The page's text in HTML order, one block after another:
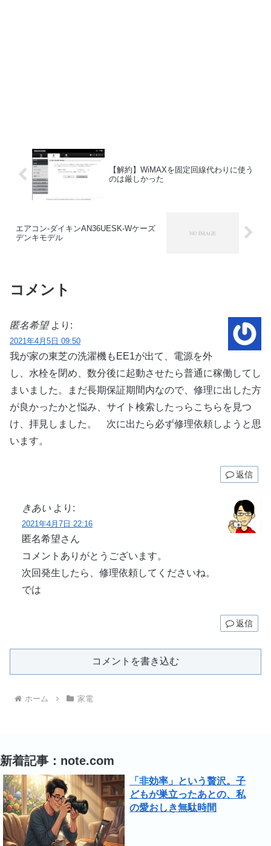
【解約】WiMAXを固定回線代わりに使う
のは厳しかった
エアコン-ダイキンAN36UESK-Wケーズ
デンキモデル
コメント
匿名希望 より:
2021年4月5日 09:50
我が家の東芝の洗濯機もEE1が出て、電源を外
し、水栓を閉め、数分後に起動させたら普通に稼働してし
まいました。まだ長期保証期間内なので、修理に出した方
が良かったかと悩み、サイト検索したっらこちらを見つ
け、拝見しました。 次に出たら必ず修理依頼しようと思
います。
返信
きあい より:
2021年4月7日 22:16
匿名希望さん
コメントありがとうございます。
次回発生したら、修理依頼してくださいね。
では
返信
コメントを書き込む
ホーム 家電
新着記事：note.com
「非効率」という贅沢。子
どもが巣立ったあとの、私
の愛おしき無駄時間